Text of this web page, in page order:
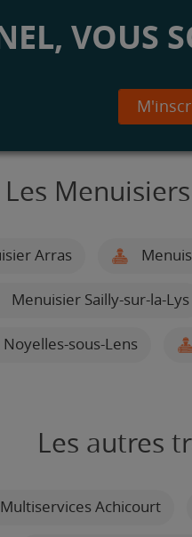
VOUS
Les
Arras
Menuisier Sailly-sur-la-Lys
sous-Lens
Les autres
Multiservices Achicourt